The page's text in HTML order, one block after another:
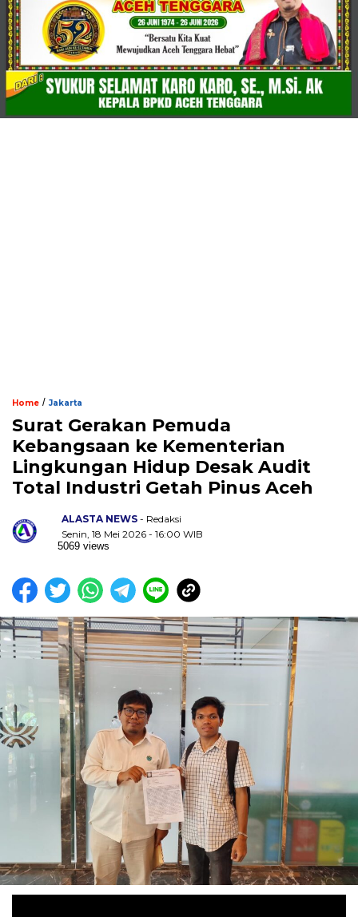
Home / Jakarta
Surat Gerakan Pemuda
Kebangsaan ke Kementerian
Lingkungan Hidup Desak Audit
Total Industri Getah Pinus Aceh
ALASTA NEWS - Redaksi
Senin, 18 Mei 2026 - 16:00 WIB
5069 views